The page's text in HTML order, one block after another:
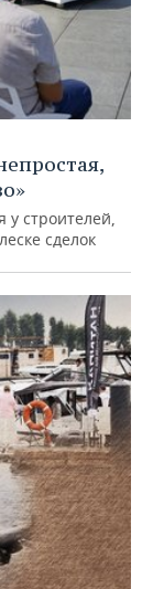
строителей,
сделок